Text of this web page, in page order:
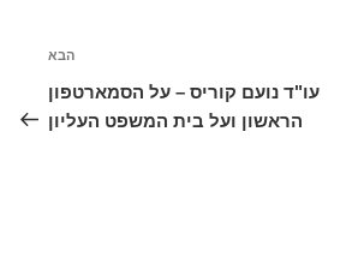
הפוסטהבא
עו"ד נועם קוריס – על הסמארטפון
הראשון ועל בית המשפט העליון